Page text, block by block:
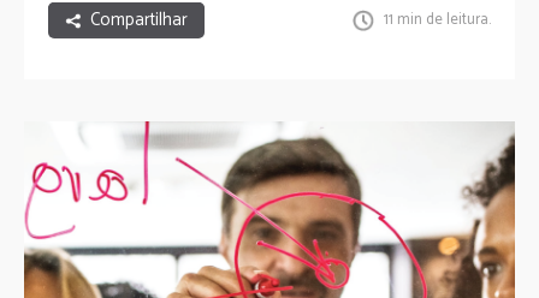
Compartilhar
11 min de leitura.